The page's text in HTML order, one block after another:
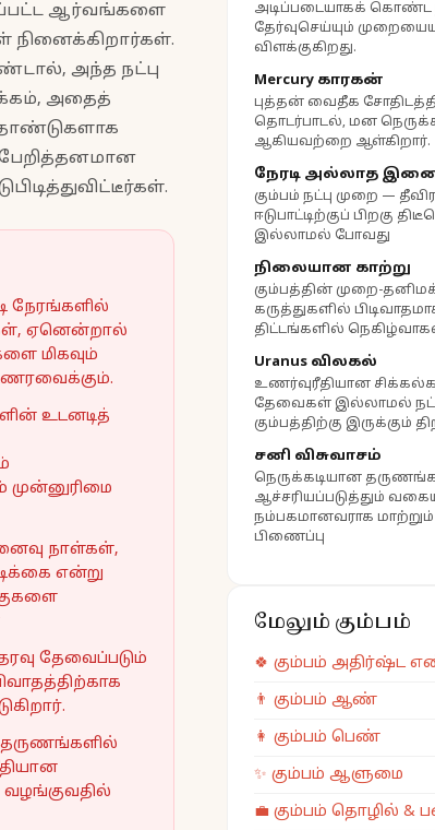
ஆர்வங்களை
நினைக்கிறார்கள்.
அந்த நட்பு
அதைத்
நேரங்களில்
ஏனென்றால்
மிகவும்
உடனடித்
முன்னுரிமை
நாள்கள்,
என்று
தேவைப்படும்
அடிப்படையாகக்
தேர்வுசெய்யும்
விளக்குகிறது.
Mercury காரகன்
புத்தன் வைதீக
தொடர்பாடல், மன
ஆகியவற்றை ஆள்கிறார்.
நேரடி அல்லாத
கும்பம் நட்பு முறை —
ஈடுபாட்டிற்குப் பிறகு
இல்லாமல் போவது
நிலையான காற்று
கும்பத்தின் முறை-
கருத்துகளில்
திட்டங்களில்
Uranus விலகல்
உணர்வுரீதியான
தேவைகள் இல்லாமல்
கும்பத்திற்கு இருக்கும்
சனி விசுவாசம்
நெருக்கடியான
ஆச்சரியப்படுத்தும்
நம்பகமானவராக
பிணைப்பு
மேலும் கும்பம்
🍀 கும்பம் அதிர்ஷ்ட
👨 கும்பம் ஆண்
👩 கும்பம் பெண்
✨ கும்பம் ஆளுமை
💼 கும்பம் தொழில் &